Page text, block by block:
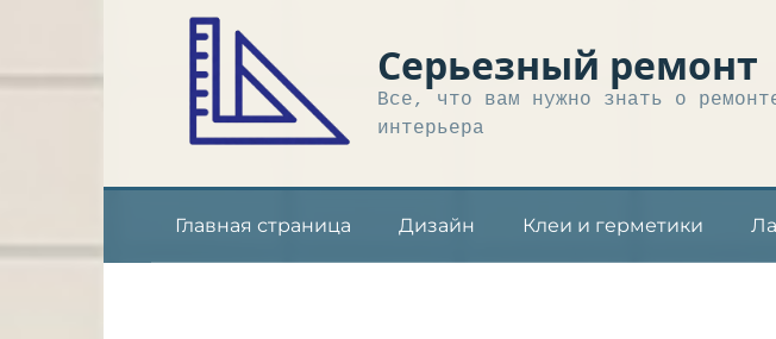
Серьезный ремонт
Все, что вам нужно знать о
интерьера
Главная страница Дизайн Клеи и герметики